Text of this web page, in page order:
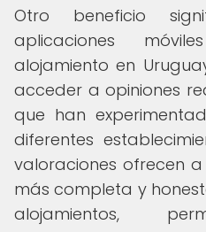
Otro beneficio
aplicaciones
alojamiento en
acceder a opiniones
que han
diferentes
valoraciones ofrecen a
más completa y
alojamientos,